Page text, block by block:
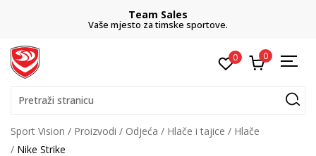
Team Sales
Vaše mjesto za timske sportove.
0 0
Pretraži stranicu
Sport Vision Proizvodi Odjeća Hlače i tajice
Hlače
Nike Strike